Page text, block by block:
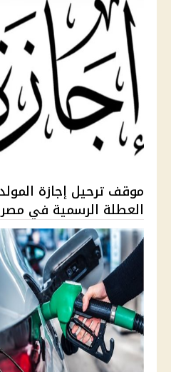
العطلة الرسمية في مصر